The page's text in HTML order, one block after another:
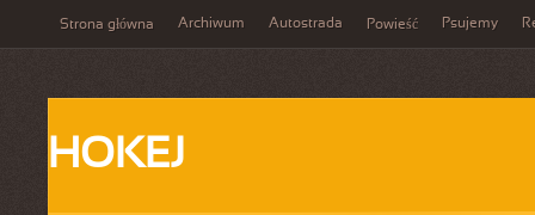
Strona główna Archiwum Autostrada Powieść Psujemy
HOKEJ